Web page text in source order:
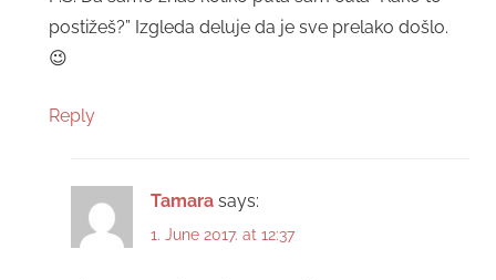
postižeš?” Izgleda deluje da je sve prelako došlo.
😉
Reply
Tamara says:
1. June 2017. at 12:37